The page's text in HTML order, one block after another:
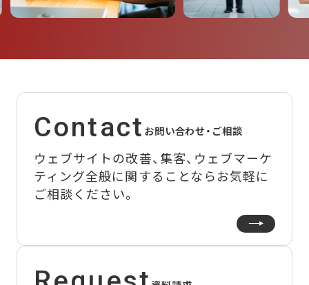
Contact お問い合わせ・ご相談
ウェブサイトの改善、集客、ウェブマーケ
ティング全般に関することならお気軽に
ご相談ください。